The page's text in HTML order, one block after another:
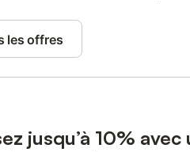
les offres
jusqu’à 10%